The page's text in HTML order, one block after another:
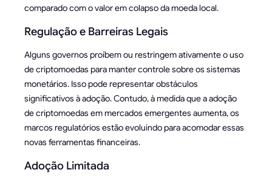
comparado com o valor em colapso da moeda local.
Regulação e Barreiras Legais
Alguns governos proíbem ou restringem ativamente o uso
de criptomoedas para manter controle sobre os sistemas
monetários. Isso pode representar obstáculos
significativos à adoção. Contudo, à medida que a adoção
de criptomoedas em mercados emergentes aumenta, os
marcos regulatórios estão evoluindo para acomodar essas
novas ferramentas financeiras.
Adoção Limitada